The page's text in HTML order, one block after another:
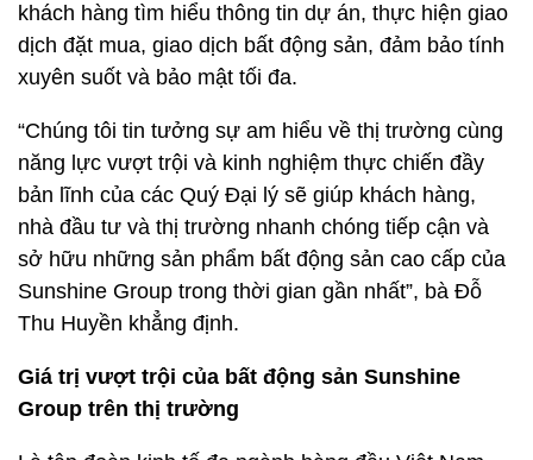
khách hàng tìm hiểu thông tin dự án, thực hiện giao
dịch đặt mua, giao dịch bất động sản, đảm bảo tính
xuyên suốt và bảo mật tối đa.
“Chúng tôi tin tưởng sự am hiểu về thị trường cùng
năng lực vượt trội và kinh nghiệm thực chiến đầy
bản lĩnh của các Quý Đại lý sẽ giúp khách hàng,
nhà đầu tư và thị trường nhanh chóng tiếp cận và
sở hữu những sản phẩm bất động sản cao cấp của
Sunshine Group trong thời gian gần nhất”, bà Đỗ
Thu Huyền khẳng định.
Giá trị vượt trội của bất động sản Sunshine
Group trên thị trường